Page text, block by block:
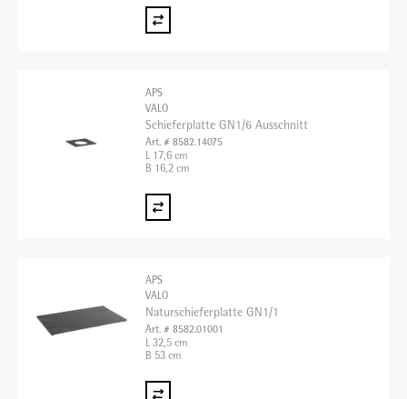
APS
VALO
Schieferplatte GN1/6 Ausschnitt
Art. # 8582.14075
L 17,6 cm
B 16,2 cm
APS
VALO
Naturschieferplatte GN1/1
Art. # 8582.01001
L 32,5 cm
B 53 cm